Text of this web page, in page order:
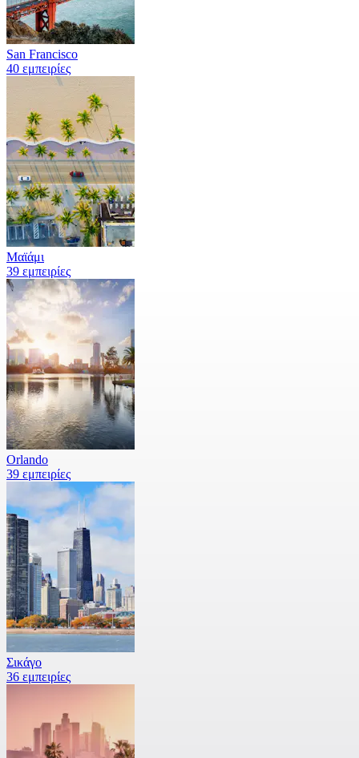
San Francisco
40 εμπειρίες
Μαϊάμι
39 εμπειρίες
Orlando
39 εμπειρίες
Σικάγο
36 εμπειρίες